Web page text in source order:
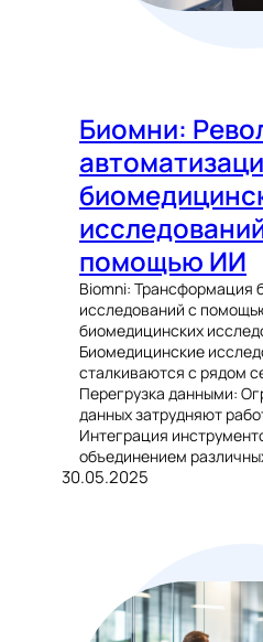
Биомни:
помощью ИИ
Biomni: Трансформация
исследований с
биомедицинских
Биомедицинские
сталкиваются с рядом
Перегрузка данными:
данных затрудняют
Интеграция
объединением
30.05.2025